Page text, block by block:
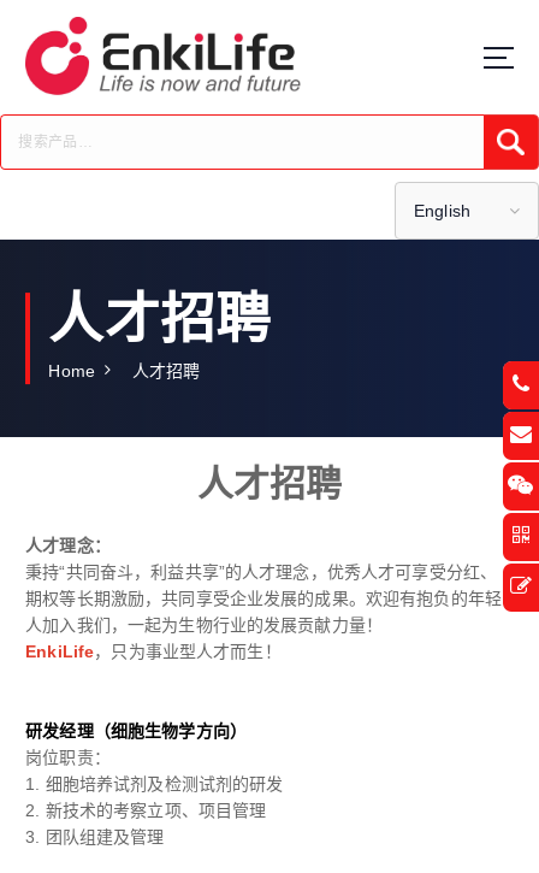
t
c
English
人才招聘
Home 人才招聘
人才招聘
人才理念：
秉持“共同奋斗，利益共享”的人才理念，优秀人才可享受分红、
期权等长期激励，共同享受企业发展的成果。欢迎有抱负的年轻
人加入我们，一起为生物行业的发展贡献力量！
EnkiLife，只为事业型人才而生！
研发经理（细胞生物学方向）
岗位职责：
1. 细胞培养试剂及检测试剂的研发
2. 新技术的考察立项、项目管理
3.
团队组建及管理